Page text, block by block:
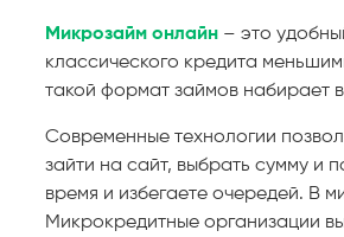
Микрозайм онлайн – это
классического кредита
такой формат займов набирает
Современные технологии
зайти на сайт, выбрать сумму и
время и избегаете очередей. В
Микрокредитные организации